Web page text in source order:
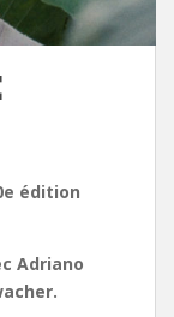
édition
Adriano